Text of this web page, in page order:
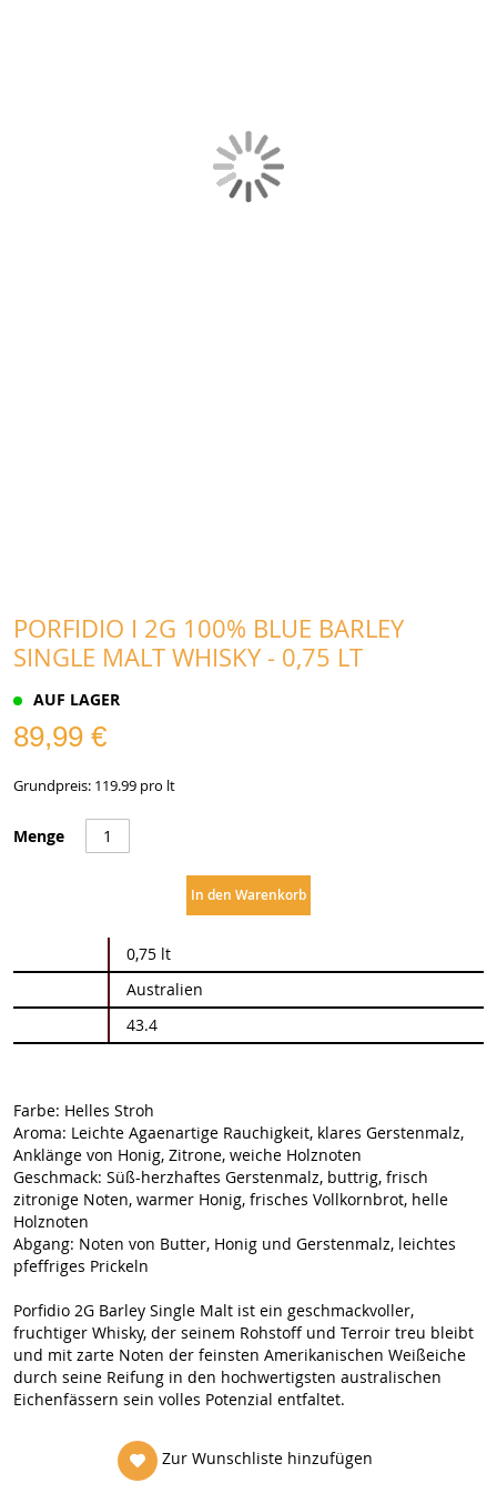
PORFIDIO I 2G 100% BLUE BARLEY
SINGLE MALT WHISKY - 0,75 LT
AUF LAGER
89,99 €
Grundpreis: 119.99 pro lt
Menge
In den Warenkorb
Informationen
0,75 lt
Australien
43.4
Farbe: Helles Stroh
Aroma: Leichte Agaenartige Rauchigkeit, klares Gerstenmalz,
Anklänge von Honig, Zitrone, weiche Holznoten
Geschmack: Süß-herzhaftes Gerstenmalz, buttrig, frisch
zitronige Noten, warmer Honig, frisches Vollkornbrot, helle
Holznoten
Abgang: Noten von Butter, Honig und Gerstenmalz, leichtes
pfeffriges Prickeln
Porfidio 2G Barley Single Malt ist ein geschmackvoller,
fruchtiger Whisky, der seinem Rohstoff und Terroir treu bleibt
und mit zarte Noten der feinsten Amerikanischen Weißeiche
durch seine Reifung in den hochwertigsten australischen
Eichenfässern sein volles Potenzial entfaltet.
Zur Wunschliste hinzufügen